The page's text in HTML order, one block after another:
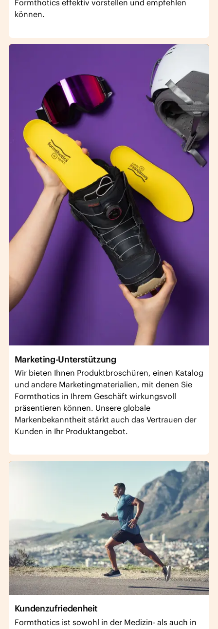
Formthotics effektiv vorstellen und empfehlen
können.
Marketing-Unterstützung
Wir bieten Ihnen Produktbroschüren, einen Katalog
und andere Marketingmaterialien, mit denen Sie
Formthotics in Ihrem Geschäft wirkungsvoll
präsentieren können. Unsere globale
Markenbekanntheit stärkt auch das Vertrauen der
Kunden in Ihr Produktangebot.
Kundenzufriedenheit
Formthotics ist sowohl in der Medizin- als auch in